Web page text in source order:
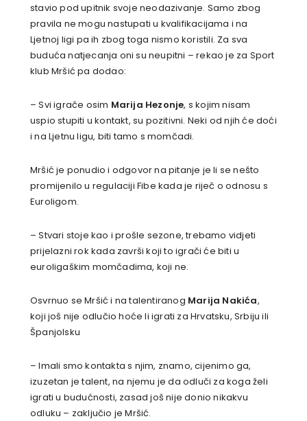
stavio pod upitnik svoje neodazivanje. Samo zbog
pravila ne mogu nastupati u kvalifikacijama i na
Ljetnoj ligi pa ih zbog toga nismo koristili. Za sva
buduća natjecanja oni su neupitni – rekao je za Sport
klub Mršić pa dodao:
– Svi igrače osim Marija Hezonje, s kojim nisam
uspio stupiti u kontakt, su pozitivni. Neki od njih će doći
i na Ljetnu ligu, biti tamo s momčadi.
Mršić je ponudio i odgovor na pitanje je li se nešto
promijenilo u regulaciji Fibe kada je riječ o odnosu s
Euroligom.
– Stvari stoje kao i prošle sezone, trebamo vidjeti
prijelazni rok kada završi koji to igrači će biti u
euroligaškim momčadima, koji ne.
Osvrnuo se Mršić i na talentiranog Marija Nakića,
koji još nije odlučio hoće li igrati za Hrvatsku, Srbiju ili
Španjolsku
– Imali smo kontakta s njim, znamo, cijenimo ga,
izuzetan je talent, na njemu je da odluči za koga želi
igrati u budućnosti, zasad još nije donio nikakvu
odluku – zaključio je Mršić.